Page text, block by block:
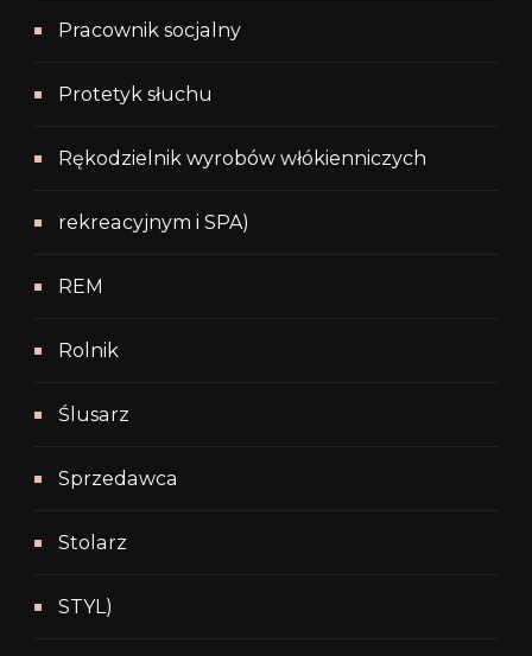
Pracownik socjalny
Protetyk słuchu
Rękodzielnik wyrobów włókienniczych
rekreacyjnym i SPA)
REM
Rolnik
Ślusarz
Sprzedawca
Stolarz
STYL)